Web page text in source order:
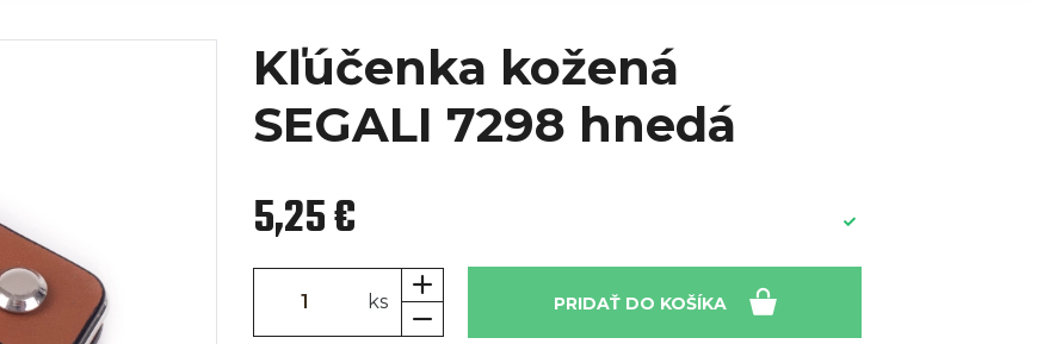
Kľúčenka kožená
SEGALI 7298 hnedá
5,25 €
ks PRIDAŤ DO KOŠÍKA